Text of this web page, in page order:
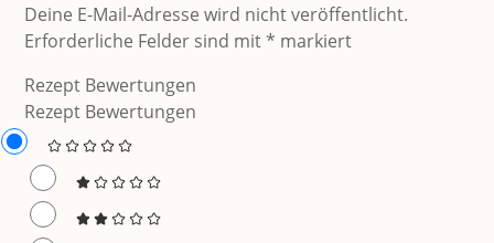
Deine E-Mail-Adresse wird nicht veröffentlicht.
Erforderliche Felder sind mit* markiert
Rezept Bewertungen
Rezept Bewertungen